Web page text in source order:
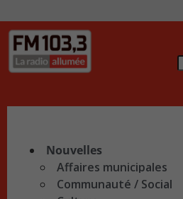
Nouvelles
Affaires municipales
Communauté / Social